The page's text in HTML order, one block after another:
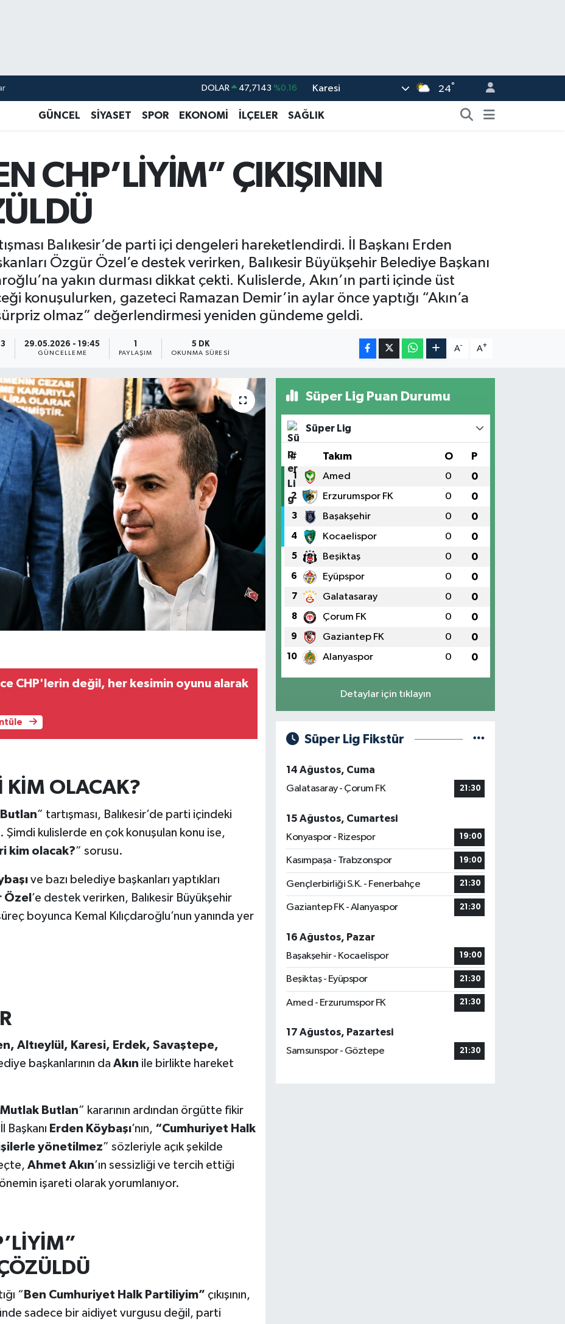
DOLAR 47,7143 %0.16
EURO 55,0317 %-0.02
BİST100 13.887 %64
Karesi 24°
GÜNCEL SİYASET SPOR EKONOMİ İLÇELER SAĞLIK
CHP’LİYİM” ÇIKIŞININ
Balıkesir’de parti içi dengeleri hareketlendirdi. İl Başkanı Erden
Özgür Özel’e destek verirken, Balıkesir Büyükşehir Belediye Başkanı
yakın durması dikkat çekti. Kulislerde, Akın’ın parti içinde üst
konuşulurken, gazeteci Ramazan Demir’in aylar önce yaptığı “Akın’a
olmaz” değerlendirmesi yeniden gündeme geldi.
29.05.2026 - 19:45
GÜNCELLEME
1
PAYLAŞIM
5 DK
OKUNMA SÜRESI
A- A+
CHP'lerin değil, her kesimin oyunu alarak
KİM OLACAK?
” tartışması, Balıkesir’de parti içindeki
kulislerde en çok konuşulan konu ise,
kim olacak?” sorusu.
ve bazı belediye başkanları yaptıkları
Özel ’e destek verirken, Balıkesir Büyükşehir
boyunca Kemal Kılıçdaroğlu’nun yanında yer
Altıeylül, Karesi, Erdek, Savaştepe,
başkanlarının da Akın ile birlikte hareket
Butlan” kararının ardından örgütte fikir
Başkanı Erden Köybaşı’nın, “Cumhuriyet Halk
yönetilmez” sözleriyle açık şekilde
Ahmet Akın’ın sessizliği ve tercih ettiği
işareti olarak yorumlanıyor.
“ Ben Cumhuriyet Halk Partiliyim” çıkışının,
sadece bir aidiyet vurgusu değil, parti
Süper Lig Puan Durumu
Süper Lig
# Takım O P
1 Amed 0 0
2 Erzurumspor FK 0 0
3 Başakşehir 0 0
4 Kocaelispor 0 0
5 Beşiktaş 0 0
6 Eyüpspor 0 0
7 Galatasaray 0 0
8 Çorum FK 0 0
9 Gaziantep FK 0 0
10 Alanyaspor 0 0
Detaylar için tıklayın
Süper Lig Fikstür
14 Ağustos, Cuma
Galatasaray - Çorum FK
21:30
15 Ağustos, Cumartesi
Konyaspor - Rizespor
19:00
Kasımpaşa - Trabzonspor 19:00
Gençlerbirliği S.K. - Fenerbahçe 21:30
Gaziantep FK - Alanyaspor 21:30
16 Ağustos, Pazar
Başakşehir - Kocaelispor
19:00
Beşiktaş - Eyüpspor 21:30
Amed - Erzurumspor FK 21:30
17 Ağustos, Pazartesi
Samsunspor - Göztepe
21:30